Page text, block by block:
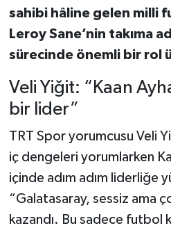
sahibi hâline gelen milli
Leroy Sane’nin takıma
sürecinde önemli bir rol
Veli Yiğit: “Kaan
bir lider”
TRT Spor yorumcusu Veli
iç dengeleri yorumlarken
içinde adım adım liderliğe
“Galatasaray, sessiz ama
kazandı. Bu sadece futbol